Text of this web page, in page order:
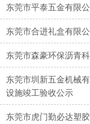
东莞市平泰五金有限
东莞市合进礼盒有限
东莞市森豪环保沥青
东莞市圳新五金机械
设施竣工验收公示
东莞市虎门勤必达塑